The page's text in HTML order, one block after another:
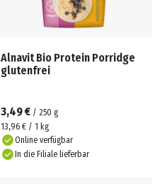
Alnavit Bio Protein Porridge
glutenfrei
3,49 € / 250 g
13,96 € / 1 kg
Online verfügbar
In die Filiale lieferbar